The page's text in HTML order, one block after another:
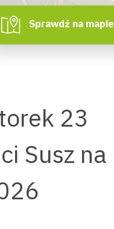
Sprawdź na mapie
23
Susz na